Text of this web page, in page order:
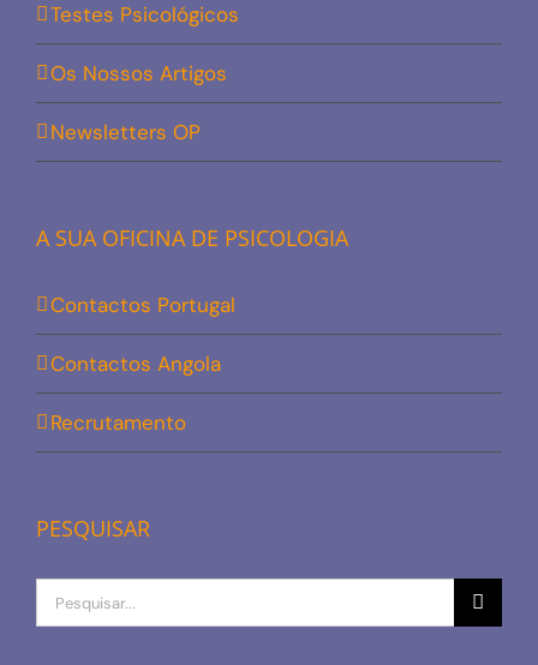
Testes Psicológicos
Os Nossos Artigos
Newsletters OP
A SUA OFICINA DE PSICOLOGIA
Contactos Portugal
Contactos Angola
Recrutamento
PESQUISAR
Procurar
por